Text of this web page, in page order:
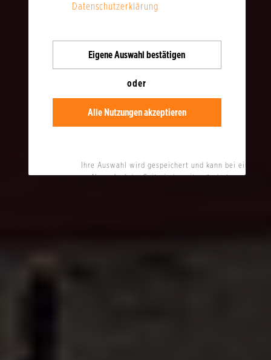
Datenschutzerklärung
EigeneAuswahl bestätigen
oder
Alle Nutzungen akzeptieren
Ihre Auswahl wird gespeichert und kann bei einem
Neuaufruf der Seite jederzeit geändert werden.